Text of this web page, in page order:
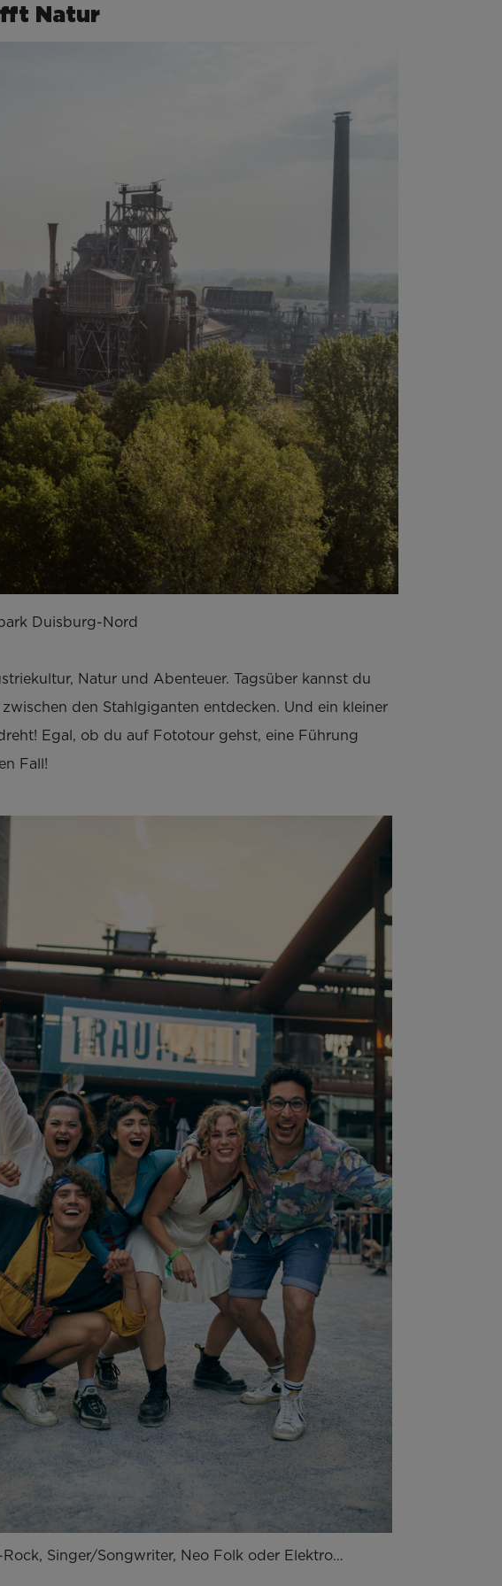
Natur
Duisburg-Nord
Natur und Abenteuer. Tagsüber kannst du
den Stahlgiganten entdecken. Und ein kleiner
Egal, ob du auf Fototour gehst, eine Führung
Fall!
Rock, Singer/Songwriter, Neo Folk oder Elektro…